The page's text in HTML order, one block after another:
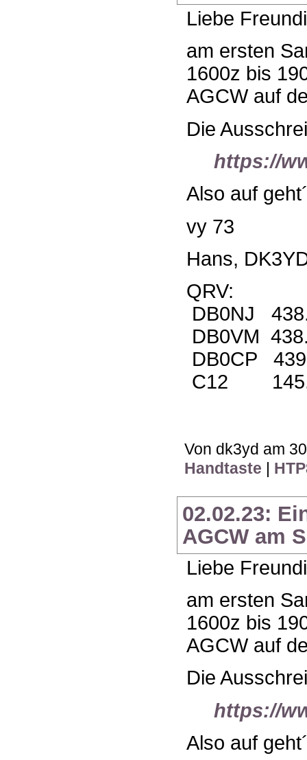
Liebe
am ersten
1600z bis
AGCW auf
Die
https://
Also auf
vy 73
Hans,
QRV:
DB0NJ
DB0VM
DB0CP
C12
Von dk3yd am
Handtaste |
02.02.23:
AGCW am
Liebe
am ersten
1600z bis
AGCW auf
Die
https://
Also auf